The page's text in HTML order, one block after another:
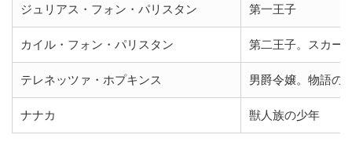
ジュリアス・フォン・パリスタン 第一王子
カイル・フォン・パリスタン 第二王子。スカー
テレネッツァ・ホプキンス 男爵令嬢。物語の
ナナカ 獣人族の少年